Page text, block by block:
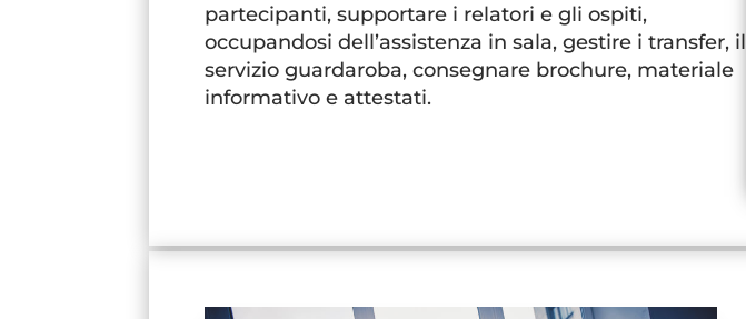
partecipanti, supportare i relatori e gli ospiti,
occupandosi dell’assistenza in sala, gestire i transfer, il
servizio guardaroba, consegnare brochure, materiale
informativo e attestati.